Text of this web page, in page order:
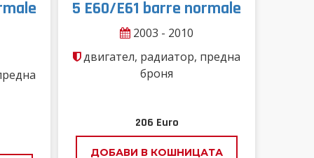
5 E60/E61 barre normale
2003 - 2010
двигател, радиатор, предна
броня
206 Euro
ДОБАВИ В КОШНИЦАТА